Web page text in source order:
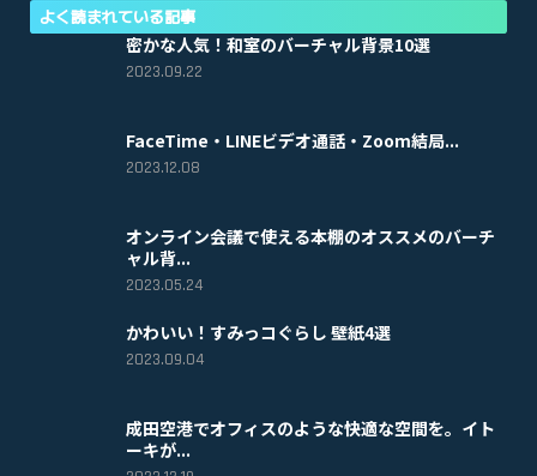
よく読まれている記事
密かな人気！和室のバーチャル背景10選
2023.09.22
FaceTime・LINEビデオ通話・Zoom結局...
2023.12.08
オンライン会議で使える本棚のオススメのバーチ
ャル背...
2023.05.24
かわいい！すみっコぐらし 壁紙4選
2023.09.04
成田空港でオフィスのような快適な空間を。イト
ーキが...